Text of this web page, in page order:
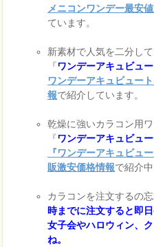
メニコンワンデー最安
ています。
新素材で人気を二分し
『ワンデーアキュビュ
ワンデーアキュビュー
報で紹介しています。
乾燥に強いカラコン用
『ワンデーアキュビュ
『ワンデーアキュビュ
販激安価格情報で紹介中
カラコンを注文するの
時までに注文すると即
女子会やハロウィン、
ね。